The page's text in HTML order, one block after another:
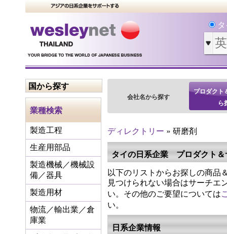
国から探す
業種検索
製造工程
生産用部品
製造機械／機械設
備／器具
製造用材
物流／輸出業／倉
庫業
会社名から探す
プロダクト
ら
ディレクトリー » 研磨剤
タイの日系企業 プロダクト＆
以下のリストからお探しの商品
見つけられない場合はサーチエ
い。その他のご要望については
い。
日系企業情報